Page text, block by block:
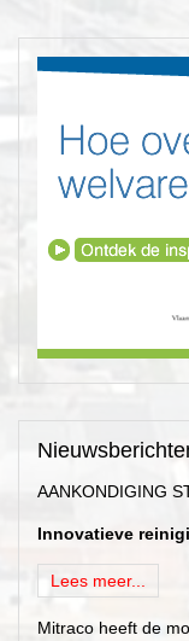
AANKONDIGING
Innovatieve
Lees meer...
Mitraco heeft de